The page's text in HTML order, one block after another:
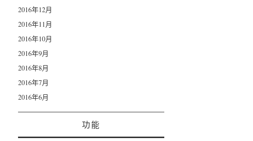
2016年12月
2016年11月
2016年10月
2016年9月
2016年8月
2016年7月
2016年6月
功能